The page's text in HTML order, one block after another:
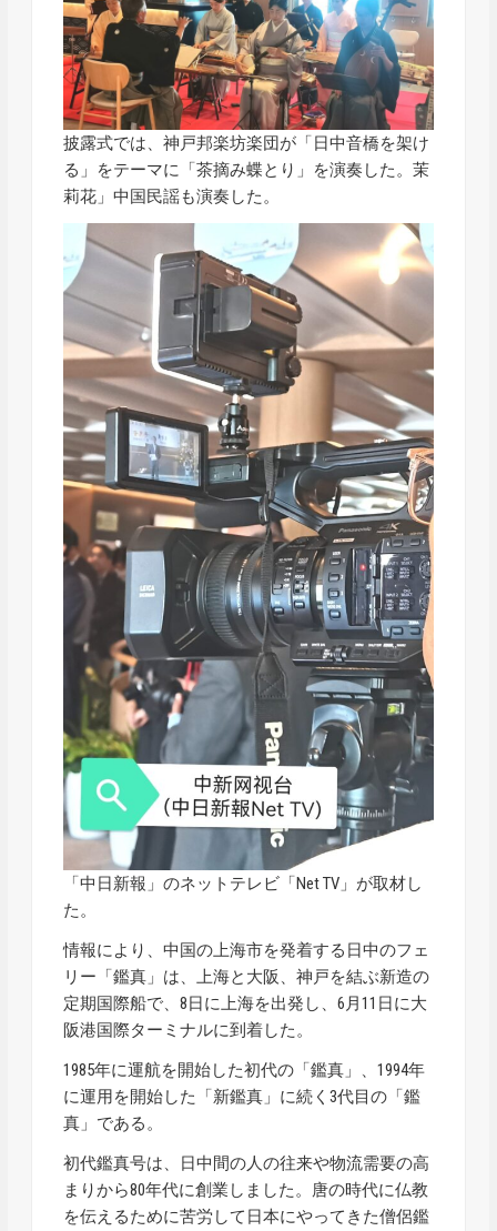
披露式では、神戸邦楽坊楽団が「日中音橋を架け
る」をテーマに「茶摘み蝶とり」を演奏した。茉
莉花」中国民謡も演奏した。
「中日新報」のネットテレビ「Net TV」が取材し
た。
情報により、中国の上海市を発着する日中のフェ
リー「鑑真」は、上海と大阪、神戸を結ぶ新造の
定期国際船で、8日に上海を出発し、6月11日に大
阪港国際ターミナルに到着した。
1985年に運航を開始した初代の「鑑真」、1994年
に運用を開始した「新鑑真」に続く3代目の「鑑
真」である。
初代鑑真号は、日中間の人の往来や物流需要の高
まりから80年代に創業しました。唐の時代に仏教
を伝えるために苦労して日本にやってきた僧侶鑑